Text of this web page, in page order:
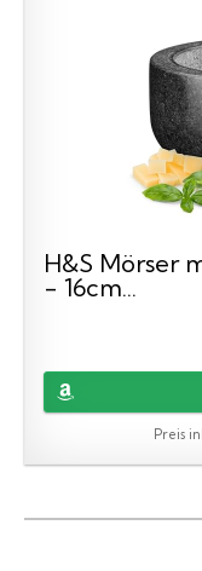
H&S Mörser
- 16cm...
Preis